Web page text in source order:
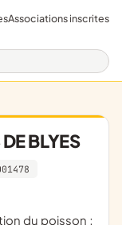
Associations inscrites
BLYES